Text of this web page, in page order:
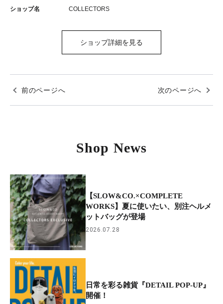
ショップ名 COLLECTORS
ショップ詳細を見る
前のページへ 次のページへ
Shop News
【SLOW&CO.×COMPLETE
WORKS】夏に使いたい、別注ヘルメ
ットバッグが登場
2026.07.28
日常を彩る雑貨『DETAIL POP-UP』
開催！